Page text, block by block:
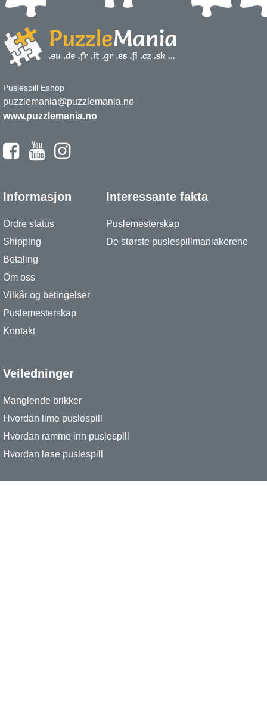
Puslespill Eshop
puzzlemania@puzzlemania.no
www.puzzlemania.no
Informasjon
Ordre status
Shipping
Betaling
Om oss
Vilkår og betingelser
Puslemesterskap
Kontakt
Interessante fakta
Puslemesterskap
De største puslespillmaniakerene
Veiledninger
Manglende brikker
Hvordan lime puslespill
Hvordan ramme inn puslespill
Hvordan løse puslespill